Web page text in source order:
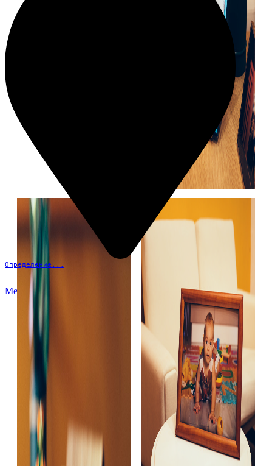
Определение...
Меню